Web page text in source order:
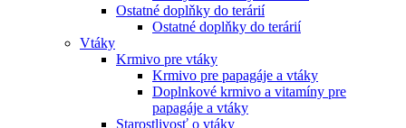
Ostatné doplňky do terárií
Ostatné doplňky do terárií
Vtáky
Krmivo pre vtáky
Krmivo pre papagáje a vtáky
Doplnkové krmivo a vitamíny pre
papagáje a vtáky
Starostlivosť o vtáky